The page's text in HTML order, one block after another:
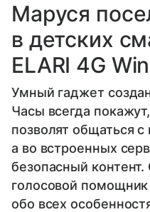
Маруся
в детских
ELARI 4G
Умный гаджет
Часы всегда
позволят общаться
а во встроенных
безопасный
голосовой
обо всех